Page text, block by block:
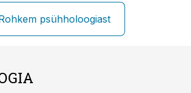
psühholoogiast